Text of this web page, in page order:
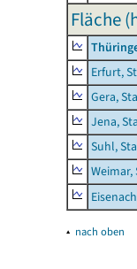
Fläche
Erfurt,
Gera,
Jena,
Suhl,
Weimar,
▴ nach oben